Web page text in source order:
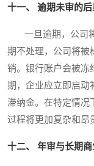
十一、 逾期未审的
一旦逾期，公司将
期不处理，公司将被
销。银行账户会被冻
期，企业应立即启动
滞纳金。在特定情况
过程将更加复杂和昂
十二、 年审与长期